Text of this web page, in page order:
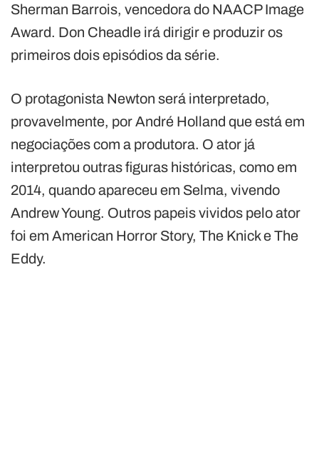
Sherman Barrois, vencedora do NAACP Image
Award. Don Cheadle irá dirigir e produzir os
primeiros dois episódios da série.
O protagonista Newton será interpretado,
provavelmente, por André Holland que está em
negociações com a produtora. O ator já
interpretou outras figuras históricas, como em
2014, quando apareceu em Selma, vivendo
Andrew Young. Outros papeis vividos pelo ator
foi em American Horror Story, The Knick e The
Eddy.